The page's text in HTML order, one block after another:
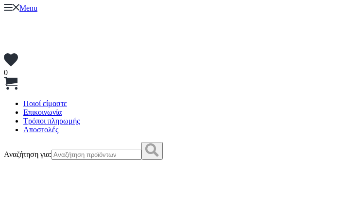
Menu
0
Ποιοί είμαστε
Επικοινωνία
Τρόποι πληρωμής
Αποστολές
Αναζήτηση για: